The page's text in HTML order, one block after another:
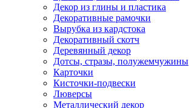
Декор из глины и пластика
Декоративные рамочки
Вырубка из кардстока
Декоративный скотч
Деревянный декор
Дотсы, стразы, полужемчужины
Карточки
Кисточки-подвески
Люверсы
Металлический декор